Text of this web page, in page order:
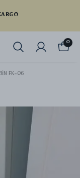
0
FK-06